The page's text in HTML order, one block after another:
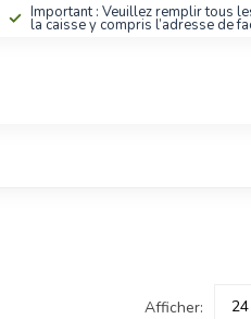
Important : Veuillez remplir tous
la caisse y compris l’adresse de
Afficher: